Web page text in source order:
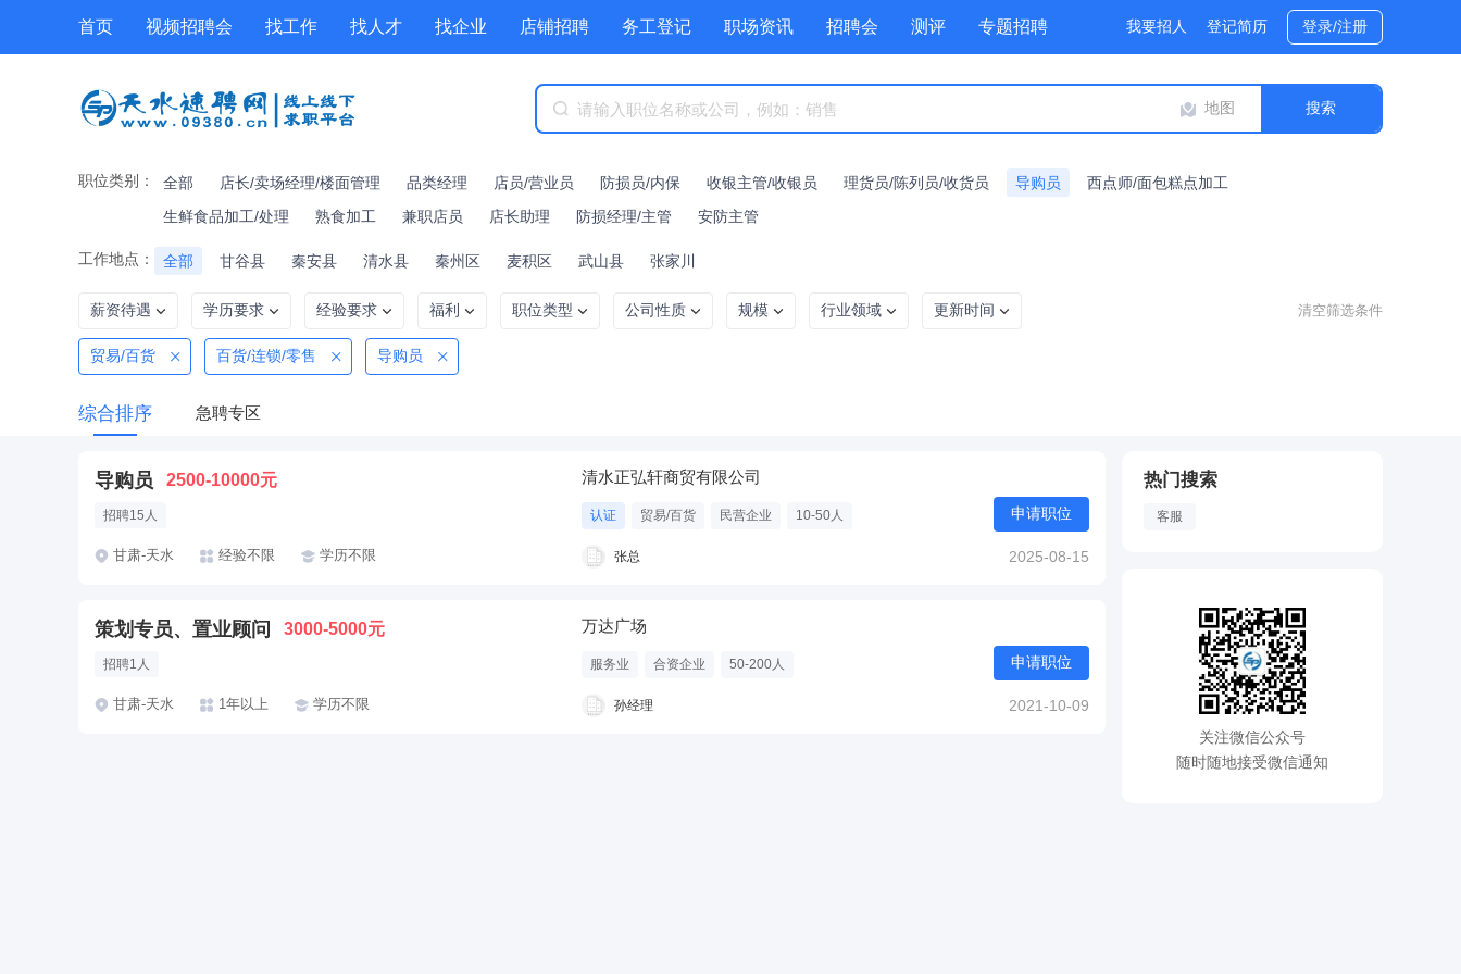
首页 视频招聘会 找工作 找人才 找企业 店铺招聘 务工登记 职场资讯 招聘会 测评 专题招聘 我要招人 登记简历 登录/注册
地图
职位类别： 全部 店长/卖场经理/楼面管理 品类经理 店员/营业员 防损员/内保 收银主管/收银员 理货员/陈列员/收货员 导购员
西点师/面包糕点加工
生鲜食品加工/处理
熟食加工 兼职店员 店长助理 防损经理/主管 安防主管
工作地点： 全部 甘谷县 秦安县 清水县 秦州区 麦积区 武山县 张家川
薪资待遇 学历要求 经验要求 福利 职位类型 公司性质 规模 行业领域 更新时间
贸易/百货 百货/连锁/零售 导购员
清空筛选条件
综合排序 急聘专区
导购员 2500-10000元
招聘15人
甘肃-天水 经验不限 学历不限
清水正弘轩商贸有限公司
认证 贸易/百货 民营企业 10-50人 申请职位
张总 2025-08-15
策划专员、置业顾问 3000-5000元
招聘1人
甘肃-天水 1年以上 学历不限
万达广场
服务业 合资企业 50-200人 申请职位
孙经理 2021-10-09
热门搜索
客服
关注微信公众号
随时随地接受微信通知